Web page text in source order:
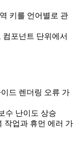
키를 언어별로 관
컴포넌트 단위에서
드 렌더링 오류 가
수 난이도 상승
작업과 휴먼 에러 가